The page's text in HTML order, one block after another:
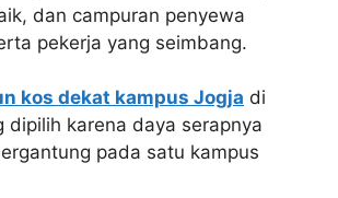
dan campuran penyewa
pekerja yang seimbang.
kos dekat kampus Jogja di
dipilih karena daya serapnya
pada satu kampus